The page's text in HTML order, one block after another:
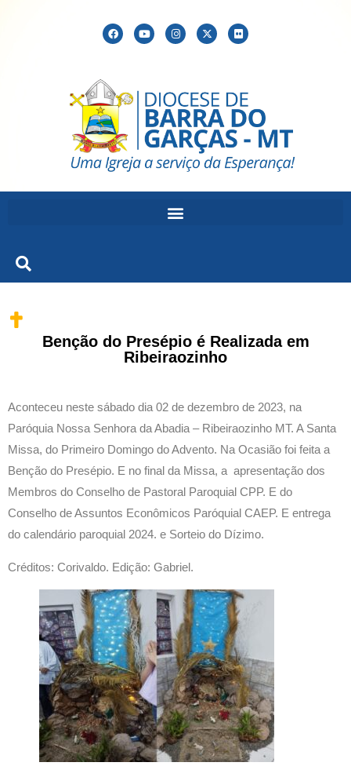
Benção do Presépio é Realizada em
Ribeiraozinho
Aconteceu neste sábado dia 02 de dezembro de 2023, na
Paróquia Nossa Senhora da Abadia – Ribeiraozinho MT. A Santa
Missa, do Primeiro Domingo do Advento. Na Ocasião foi feita a
Benção do Presépio. E no final da Missa, a apresentação dos
Membros do Conselho de Pastoral Paroquial CPP. E do
Conselho de Assuntos Econômicos Paróquial CAEP. E entrega
do calendário paroquial 2024. e Sorteio do Dízimo.
Créditos: Corivaldo. Edição: Gabriel.